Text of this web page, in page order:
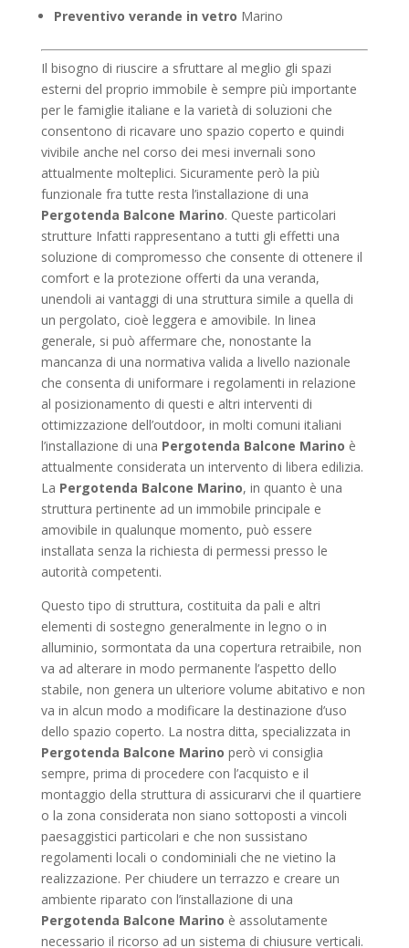
Preventivo verande in vetro Marino
Il bisogno di riuscire a sfruttare al meglio gli spazi
esterni del proprio immobile è sempre più importante
per le famiglie italiane e la varietà di soluzioni che
consentono di ricavare uno spazio coperto e quindi
vivibile anche nel corso dei mesi invernali sono
attualmente molteplici. Sicuramente però la più
funzionale fra tutte resta l’installazione di una
Pergotenda Balcone Marino. Queste particolari
strutture Infatti rappresentano a tutti gli effetti una
soluzione di compromesso che consente di ottenere il
comfort e la protezione offerti da una veranda,
unendoli ai vantaggi di una struttura simile a quella di
un pergolato, cioè leggera e amovibile. In linea
generale, si può affermare che, nonostante la
mancanza di una normativa valida a livello nazionale
che consenta di uniformare i regolamenti in relazione
al posizionamento di questi e altri interventi di
ottimizzazione dell’outdoor, in molti comuni italiani
l’installazione di una Pergotenda Balcone Marino è
attualmente considerata un intervento di libera edilizia.
La Pergotenda Balcone Marino, in quanto è una
struttura pertinente ad un immobile principale e
amovibile in qualunque momento, può essere
installata senza la richiesta di permessi presso le
autorità competenti.
Questo tipo di struttura, costituita da pali e altri
elementi di sostegno generalmente in legno o in
alluminio, sormontata da una copertura retraibile, non
va ad alterare in modo permanente l’aspetto dello
stabile, non genera un ulteriore volume abitativo e non
va in alcun modo a modificare la destinazione d’uso
dello spazio coperto. La nostra ditta, specializzata in
Pergotenda Balcone Marino però vi consiglia
sempre, prima di procedere con l’acquisto e il
montaggio della struttura di assicurarvi che il quartiere
o la zona considerata non siano sottoposti a vincoli
paesaggistici particolari e che non sussistano
regolamenti locali o condominiali che ne vietino la
realizzazione. Per chiudere un terrazzo e creare un
ambiente riparato con l’installazione di una
Pergotenda Balcone Marino è assolutamente
necessario il ricorso ad un sistema di chiusure verticali.